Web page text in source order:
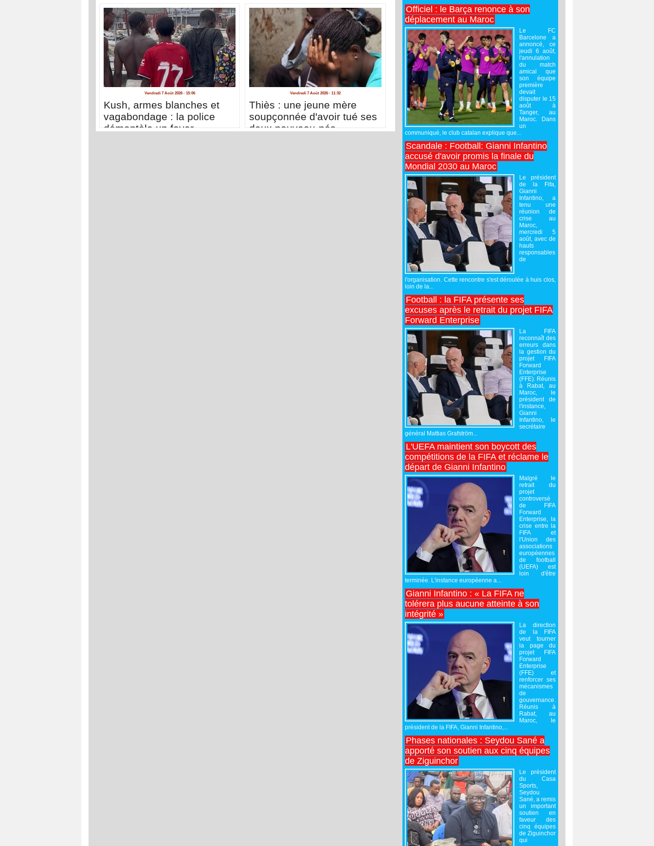
Vendredi 7 Août 2026 - 15:06
Kush, armes blanches et
vagabondage : la police
démantèle un foyer
Vendredi 7 Août 2026 - 11:32
Thiès : une jeune mère
soupçonnée d'avoir tué ses
deux nouveau-nés
Officiel : le Barça renonce à son
déplacement au Maroc
Le FC
Barcelone a
annoncé, ce
jeudi 6 août,
l'annulation
du match
amical que
son équipe
première
devait
disputer le 15
août à
Tanger, au
Maroc. Dans
un
communiqué, le club catalan explique que...
Scandale : Football: Gianni Infantino
accusé d'avoir promis la finale du
Mondial 2030 au Maroc
Le président
de la Fifa,
Gianni
Infantino, a
tenu une
réunion de
crise au
Maroc,
mercredi 5
août, avec de
hauts
responsables
de
l'organisation. Cette rencontre s'est déroulée à huis clos,
loin de la...
Football : la FIFA présente ses
excuses après le retrait du projet FIFA
Forward Enterprise
La FIFA
reconnaît des
erreurs dans
la gestion du
projet FIFA
Forward
Enterprise
(FFE). Réunis
à Rabat, au
Maroc, le
président de
l'instance,
Gianni
Infantino, le
secrétaire
général Mattias Grafström...
L'UEFA maintient son boycott des
compétitions de la FIFA et réclame le
départ de Gianni Infantino
Malgré le
retrait du
projet
controversé
de FIFA
Forward
Enterprise, la
crise entre la
FIFA et
l'Union des
associations
européennes
de football
(UEFA) est
loin d'être
terminée. L'instance européenne a...
Gianni Infantino : « La FIFA ne
tolérera plus aucune atteinte à son
intégrité »
La direction
de la FIFA
veut tourner
la page du
projet FIFA
Forward
Enterprise
(FFE) et
renforcer ses
mécanismes
de
gouvernance.
Réunis à
Rabat, au
Maroc, le
président de la FIFA, Gianni Infantino,...
Phases nationales : Seydou Sané a
apporté son soutien aux cinq équipes
de Ziguinchor
Le président
du Casa
Sports,
Seydou
Sané, a remis
un important
soutien en
faveur des
cinq équipes
de Ziguinchor
qui